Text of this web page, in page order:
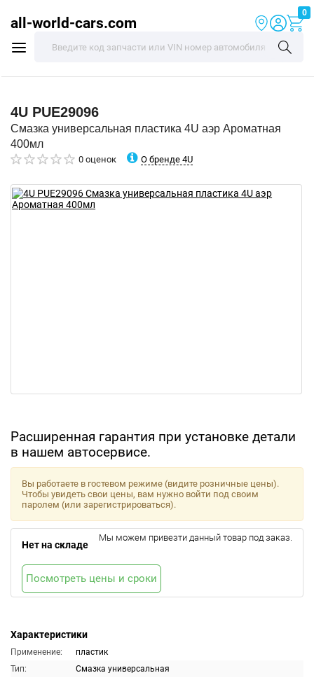
all-world-cars.com
0
4U PUE29096
Смазка универсальная пластика 4U аэр Ароматная
400мл
0 оценок О бренде 4U
Расширенная гарантия при установке детали
в нашем автосервисе.
Характеристики
Применение:
пластик
Тип:
Смазка универсальная
Вы работаете в гостевом режиме (видите розничные цены).
Чтобы увидеть свои цены, вам нужно войти под своим
паролем (или зарегистрироваться).
Нет на складе
Мы можем привезти данный товар под заказ.
Посмотреть цены и сроки